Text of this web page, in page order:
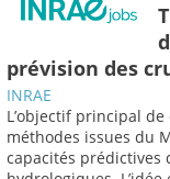
prévision des
INRAE
L’objectif principal de
méthodes issues du
capacités prédictives